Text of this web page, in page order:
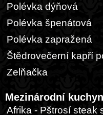
Polévka dýňová
Polévka špenátová
Polévka zapražená
Štědrovečerní kapří
Zelňačka
Mezinárodní
Afrika - Pštrosí steak